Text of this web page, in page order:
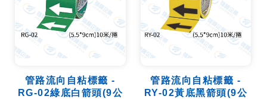
管路流向自粘標籤 -
RG-02綠底白箭頭(9公
管路流向自粘標籤 -
RY-02黃底黑箭頭(9公